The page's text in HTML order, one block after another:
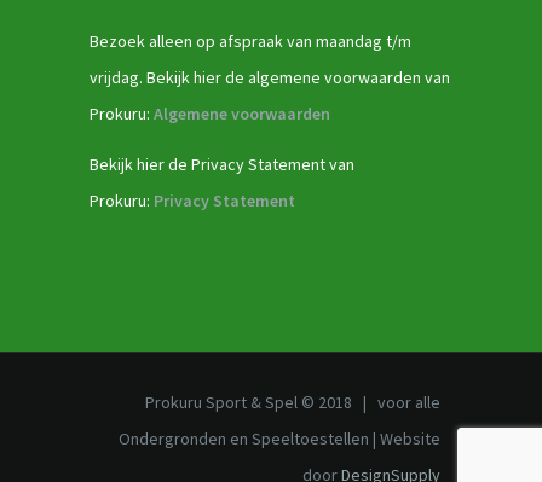
Bezoek alleen op afspraak van maandag t/m
vrijdag. Bekijk hier de algemene voorwaarden van
Prokuru: Algemene voorwaarden
Bekijk hier de Privacy Statement van
Prokuru: Privacy Statement
Prokuru Sport & Spel © 2018 | voor alle
Ondergronden en Speeltoestellen | Website
doorDesignSupply